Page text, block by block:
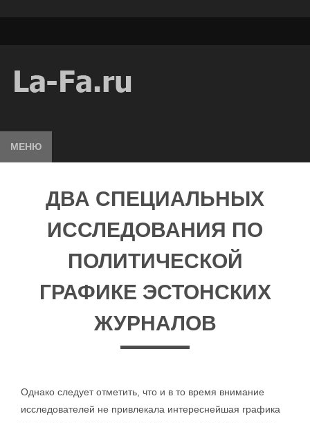
МЕНЮ
ДВА СПЕЦИАЛЬНЫХ
ИССЛЕДОВАНИЯ ПО
ПОЛИТИЧЕСКОЙ
ГРАФИКЕ ЭСТОНСКИХ
ЖУРНАЛОВ
Однако следует отметить, что и в то время внимание
исследователей не привлекала интереснейшая графика